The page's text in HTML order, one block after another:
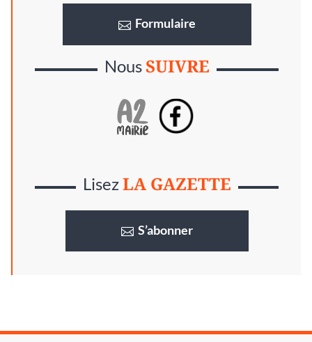
Formulaire
NousSUIVRE
LisezLA GAZETTE
S’abonner